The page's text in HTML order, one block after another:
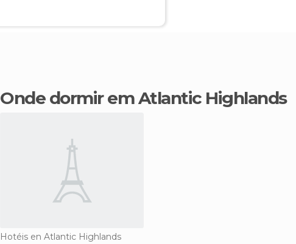
Onde dormir em Atlantic Highlands
Hotéis en Atlantic Highlands